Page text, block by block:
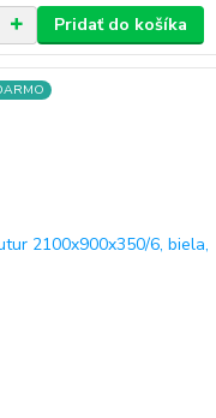
Pridať do košíka